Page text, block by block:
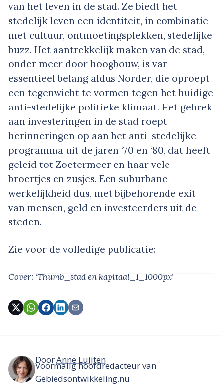
van het leven in de stad. Ze biedt het
stedelijk leven een identiteit, in combinatie
met cultuur, ontmoetingsplekken, stedelijke
buzz. Het aantrekkelijk maken van de stad,
onder meer door hoogbouw, is van
essentieel belang aldus Norder, die oproept
een tegenwicht te vormen tegen het huidige
anti-stedelijke politieke klimaat. Het gebrek
aan investeringen in de stad roept
herinneringen op aan het anti-stedelijke
programma uit de jaren ‘70 en ‘80, dat heeft
geleid tot Zoetermeer en haar vele
broertjes en zusjes. Een suburbane
werkelijkheid dus, met bijbehorende exit
van mensen, geld en investeerders uit de
steden.
Zie voor de volledige publicatie:
Cover: ‘Thumb_stad en kapitaal_1_1000px’
DoorAnne Luijten
Voormalig hoofdredacteur van
Gebiedsontwikkeling.nu